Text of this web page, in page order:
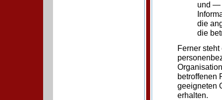
und —
die
die
Ferner
betroffenen
geeigneten
erhalten.